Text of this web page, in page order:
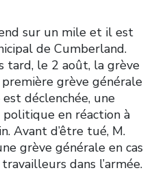
sur un mile et il est
de Cumberland.
tard, le 2 août, la grève
grève générale
est déclenchée, une
en réaction à
Avant d’être tué, M.
grève générale en cas
dans l’armée.